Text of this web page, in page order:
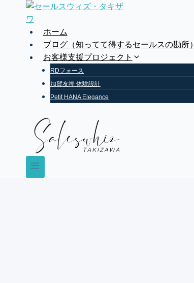
ホーム
ブログ（知ってて得するセールスの勘所）
お客様支援プロジェクト
RDフォース
加賀友禅 体験設計
Petit HANA Elegance